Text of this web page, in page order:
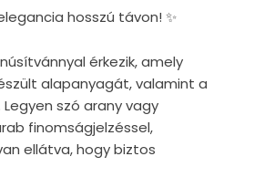
hosszú távon! ✨
érkezik, amely
alapanyagát, valamint a
szó arany vagy
finomságjelzéssel,
ellátva, hogy biztos